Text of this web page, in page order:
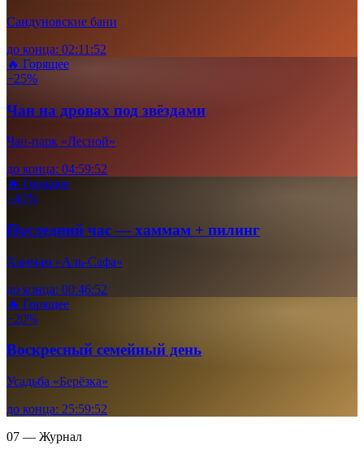
Сандуновские бани
до конца: 02:11 :49
🔥 Горящее
−25%
Чан на дровах под звёздами
Чан-парк «Лесной»
до конца: 04:59:49
🔥 Горящее
−40%
Последний час — хаммам + пилинг
Хаммам «Аль-Сафа»
до конца: 00:46:49
🔥 Горящее
−20%
Воскресный семейный день
Усадьба «Берёзка»
до конца: 25:59:49
07 — Журнал